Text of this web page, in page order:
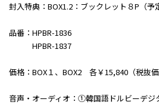
封入特典：BOX1.2：ブックレット８P（予
品番：HPBR-1836
HPBR-1837
価格：BOX１、BOX2 各￥15,840（税抜価
音声・オーディオ：①韓国語ドルビーデジ